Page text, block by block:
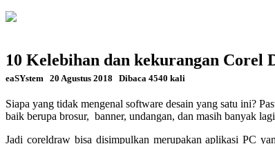
10 Kelebihan dan kekurangan Corel
eaSYstem 20 Agustus 2018 Dibaca 4540 kali
Siapa yang tidak mengenal software desain yang satu ini?
baik berupa brosur, banner, undangan, dan masih banyak
Jadi coreldraw bisa disimpulkan merupakan aplikasi PC